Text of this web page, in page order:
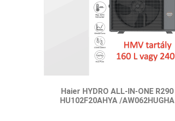
Haier HYDRO ALL-IN-ONE R290
HU102F20AHYA /AW062HUGHA